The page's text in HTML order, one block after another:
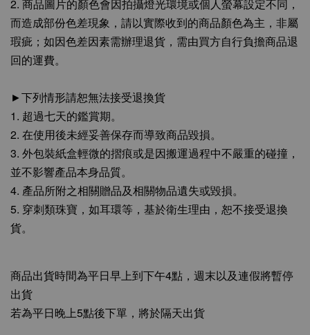
2. 商品圖片的顏色會因拍攝燈光環境或個人螢幕設定不同，
而造成部份色差現象，請以實際收到的商品顏色為主，非屬
瑕疵；如因色差因素需辦理退貨，需由買方自行負擔商品退
回的運費。
►下列情形請恕無法接受退換貨
1. 超過七天的鑑賞期。
2. 在使用後未經妥善保存而導致商品毀損。
3. 外包裝紙盒輕微的摺痕或是因搬運過程中不嚴重的碰撞，
並不影響產品本身品質。
4. 產品所附之相關贈品及相關物品遺失或毀損。
5. 穿刺類珠寶，如耳環等，基於衛生理由，恕不接受退換
貨。
商品出貨時間為平日早上到下午4點，週末以及連假將暫停
出貨
若為平日晚上5點後下單，將於隔天出貨